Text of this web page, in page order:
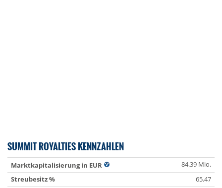
SUMMIT ROYALTIES KENNZAHLEN
Marktkapitalisierung in EUR
84.39 Mio.
Streubesitz %
65.47